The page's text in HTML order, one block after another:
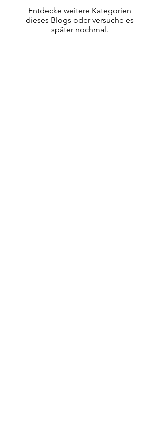
Entdecke weitere Kategorien
dieses Blogs oder versuche es
später nochmal.